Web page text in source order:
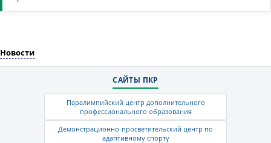
Новости
САЙТЫ ПКР
Паралимпийский центр дополнительного
профессионального образования
Демонстрационно-просветительский центр по
адаптивному спорту